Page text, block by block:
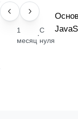
НАВЫК
1
месяц
·
С
нуля